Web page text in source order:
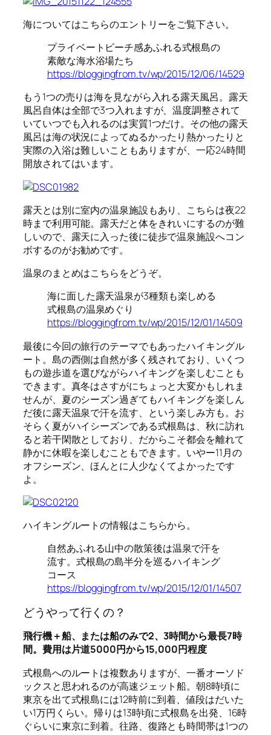
海についてはこちらのエントリーをご覧下さい。
プライベートビーチ感あふれる式根島の
素敵な海水浴場たち
https://bloggingfrom.tv/wp/2015/12/06/14529
もう1つの売りは海を見ながら入れる露天風呂。露天
風呂自体は全部で3つ入れますが、温度調整されて
いていつでも入れるのは実質1つだけ。その他の露天
風呂は海の状況によってぬるかったり熱かったりと
実際の入浴は難しいこともありますが、一応24時間
開放されてはいます。
露天とは別に室内の温泉施設もあり、こちらは夜22
時まで利用可能。露天だと体をきれいにするのが難
しいので、露天に入った後に徒歩で温泉施設へコン
ボするのがお勧めです。
温泉のまとめはこちらをどうぞ。
海に面した露天温泉が3種類も楽しめる
式根島の温泉めぐり
https://bloggingfrom.tv/wp/2015/12/01/14509
最後に今回の旅行のテーマでもあったハイキングル
ート。島の西側は自然が多く残されており、いくつ
もの遊歩道を選びながらハイキングを楽しむことも
できます。真冬はさすがにちょっと大変かもしれま
せんが、夏のシーズン過ぎてもハイキングを楽しん
だ後に露天温泉で汗を流す、という楽しみ方も。お
そらく夏がハイシーズンである式根島は、秋に訪れ
ると若干閑散としており、だからこそ都会を離れて
静かに休暇を楽しむこともできます。いやー11月の
オフシーズン、ほんとに人少なくてよかったです
よ。
ハイキングルートの情報はこちらから。
自然あふれる山中の散策後は温泉で汗を
流す。式根島の島半分を巡るハイキング
コース
https://bloggingfrom.tv/wp/2015/12/01/14507
どうやって行くの？
飛行機＋船、または船のみで2、3時間から最長7時
間。費用は片道5000円から15,000円程度
式根島へのルートは複数ありますが、一番オーソド
ックスと思われるのが高速ジェット船。朝8時頃に
東京を出て式根島には12時前に到着、値段はだいた
い1万円くらい。帰りは13時頃に式根島を出発、16時
ぐらいに東京に到着。往路、復路とも時間帯は1つの